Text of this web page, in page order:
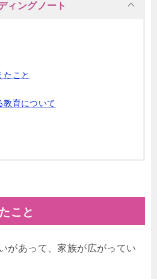
ィングノート
たこと
教育について
こと
があって、家族が広がってい